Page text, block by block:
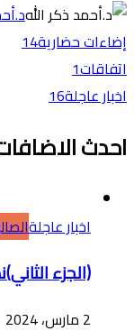
إضاءات حضارية14
اتفاقات1
اخبار عاجلة16
احدث
اخبار عاجلة
(الجزء
2 مارس، 2024